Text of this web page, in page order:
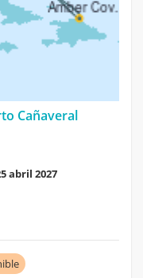
Cañaveral
abril 2027